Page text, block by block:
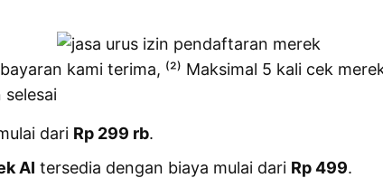
kami terima, ⁽²⁾ Maksimal 5 kali cek
selesai
dari Rp 299 rb.
AI tersedia dengan biaya mulai dari Rp 499.